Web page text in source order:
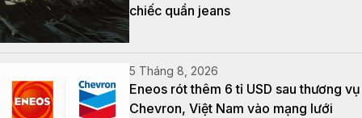
chiếc quần jeans
5 Tháng 8, 2026
Eneos rót thêm 6 tỉ USD sau thương vụ
Chevron, Việt Nam vào mạng lưới